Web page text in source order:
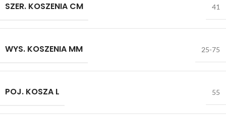
SZER. KOSZENIA CM 41
WYS. KOSZENIA MM 25-75
POJ. KOSZA L 55